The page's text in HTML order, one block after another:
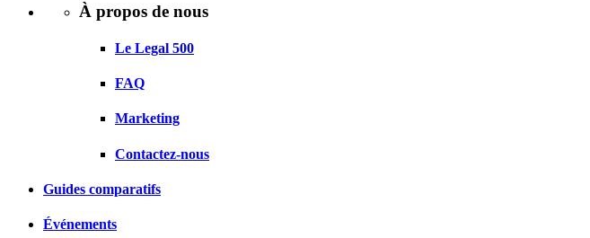
À propos de nous
Le Legal 500
FAQ
Marketing
Contactez-nous
Guides comparatifs
Événements